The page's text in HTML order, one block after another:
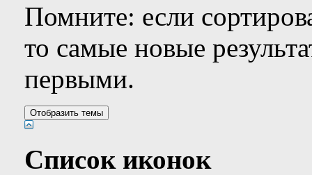
Помните: если
то самые новые
первыми.
Список иконок